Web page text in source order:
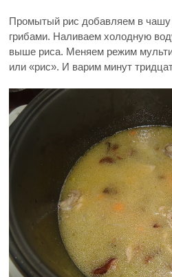
Промытый рис добавляем в
грибами. Наливаем холодную
выше риса. Меняем режим
или «рис». И варим минут